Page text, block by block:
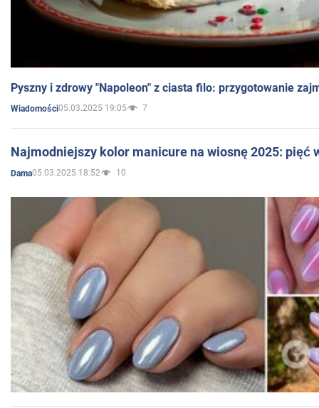
Pyszny i zdrowy "Napoleon" z ciasta filo: przygotowanie
Wiadomości05.03.2025 19:05 7
Najmodniejszy kolor manicure na wiosnę 2025: pięć
Dama05.03.2025 18:52 10